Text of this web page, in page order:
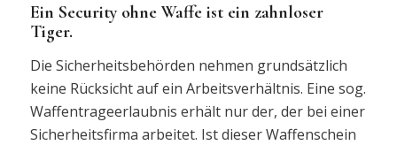
Ein Security ohne Waffe ist ein zahnloser
Tiger.
Die Sicherheitsbehörden nehmen grundsätzlich
keine Rücksicht auf ein Arbeitsverhältnis. Eine sog.
Waffentrageerlaubnis erhält nur der, der bei einer
Sicherheitsfirma arbeitet. Ist dieser Waffenschein